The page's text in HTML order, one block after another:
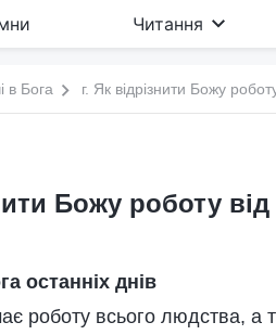
Читання
в Бога г. Як відрізнити Божу
Божу роботу
останніх днів
роботу всього людства, а